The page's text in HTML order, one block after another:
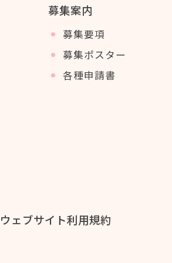
募集案内
募集要項
募集ポスター
各種申請書
ウェブサイト利用規約